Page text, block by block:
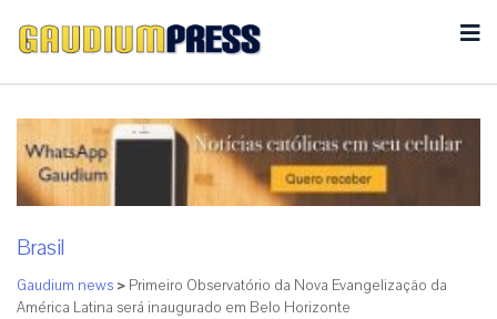
Brasil
Gaudium news > Primeiro Observatório da Nova Evangelização da
América Latina será inaugurado em Belo Horizonte